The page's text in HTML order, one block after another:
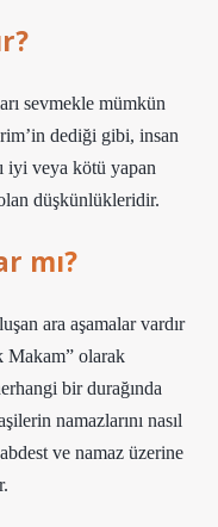
sevmekle mümkün
dediği gibi, insan
iyi veya kötü yapan
düşkünlükleridir.
mı?
ara aşamalar vardır
Makam” olarak
bir durağında
namazlarını nasıl
ve namaz üzerine